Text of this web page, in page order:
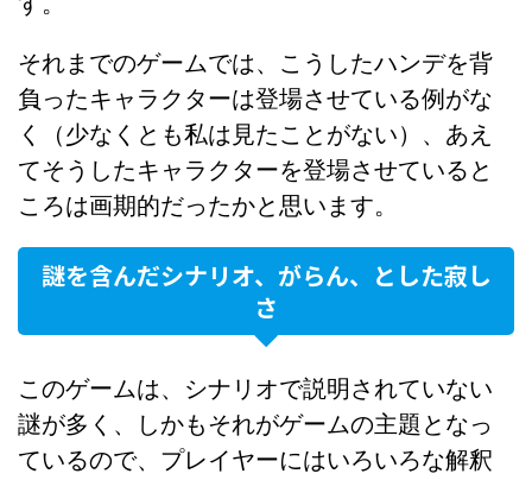
それまでのゲームでは、こうしたハンデを背
負ったキャラクターは登場させている例がな
く（少なくとも私は見たことがない）、あえ
てそうしたキャラクターを登場させていると
ころは画期的だったかと思います。
謎を含んだシナリオ、がらん、とした寂し
さ
このゲームは、シナリオで説明されていない
謎が多く、しかもそれがゲームの主題となっ
ているので、プレイヤーにはいろいろな解釈